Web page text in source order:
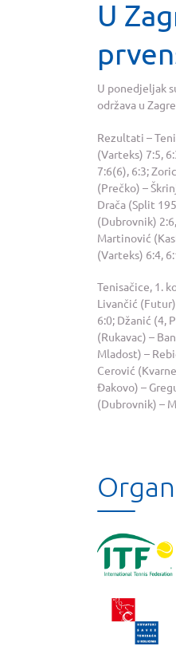
U
U ponedjeljak
održava u
Rezultati –
(Varteks) 7:5,
7:6(6), 6:3;
(Prečko) –
Drača (Split
(Dubrovnik)
Martinović
(Varteks) 6:4,
Tenisačice, 1.
Livančić
6:0; Džanić (4,
(Rukavac) –
Mladost) –
Cerović
Đakovo) –
(Dubrovnik) –